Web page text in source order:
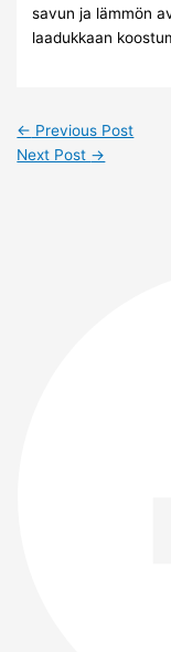
savun ja lämmön
laadukkaan
← Previous Post
Next Post →